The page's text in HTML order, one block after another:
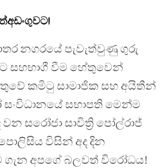
නගරයේ පැවැත්වුණු ගුරු
සහභාගී වීම හේතුවෙන්
කමිටු සාමාජික සහ අයිතීන්
සංවිධානයේ සභාපති මෙන්ම
සරෝජා සාවිත්‍රි පෝල්රාජ්
විසින් අද දින
ගැන අපගේ බලවත් විරෝධය!